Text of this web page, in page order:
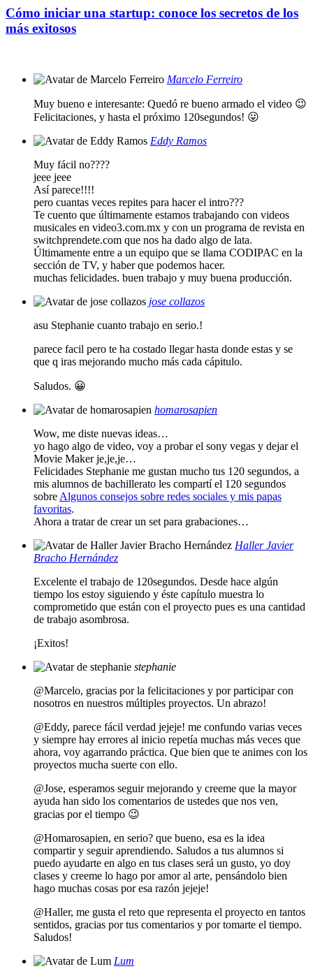
Cómo iniciar una startup: conoce los secretos de los
más exitosos
Marcelo Ferreiro
Muy bueno e interesante: Quedó re bueno armado el video 😉
Felicitaciones, y hasta el próximo 120segundos! 😛
Eddy Ramos
Muy fácil no????
jeee jeee
Así parece!!!!
pero cuantas veces repites para hacer el intro???
Te cuento que últimamente estamos trabajando con videos
musicales en video3.com.mx y con un programa de revista en
switchprendete.com que nos ha dado algo de lata.
Últimamente entre a un equipo que se llama CODIPAC en la
sección de TV, y haber que podemos hacer.
muchas felicidades. buen trabajo y muy buena producción.
jose collazos
asu Stephanie cuanto trabajo en serio.!
parece facil pero te ha costado llegar hasta donde estas y se
que q iras mejorando mucho más cada cápitulo.
Saludos. 😀
homarosapien
Wow, me diste nuevas ideas…
yo hago algo de video, voy a probar el sony vegas y dejar el
Movie Maker je,je,je…
Felicidades Stephanie me gustan mucho tus 120 segundos, a
mis alumnos de bachillerato les compartí el 120 segundos
sobre Algunos consejos sobre redes sociales y mis papas
favoritas.
Ahora a tratar de crear un set para grabaciones…
Haller Javier
Bracho Hernández
Excelente el trabajo de 120segundos. Desde hace algún
tiempo los estoy siguiendo y éste capítulo muestra lo
comprometido que están con el proyecto pues es una cantidad
de trabajo asombrosa.
¡Exitos!
stephanie
@Marcelo, gracias por la felicitaciones y por participar con
nosotros en nuestros múltiples proyectos. Un abrazo!
@Eddy, parece fácil verdad jejeje! me confundo varias veces
y siempre hay errores al inicio repetía muchas más veces que
ahora, voy agarrando práctica. Que bien que te animes con los
proyectos mucha suerte con ello.
@Jose, esperamos seguir mejorando y creeme que la mayor
ayuda han sido los comentarios de ustedes que nos ven,
gracias por el tiempo 😉
@Homarosapien, en serio? que bueno, esa es la idea
compartir y seguir aprendiendo. Saludos a tus alumnos si
puedo ayudarte en algo en tus clases será un gusto, yo doy
clases y creeme lo hago por amor al arte, pensándolo bien
hago muchas cosas por esa razón jejeje!
@Haller, me gusta el reto que representa el proyecto en tantos
sentidos, gracias por tus comentarios y por tomarte el tiempo.
Saludos!
Lum